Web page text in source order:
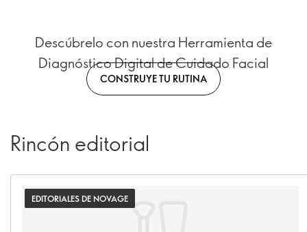
Descúbrelo con nuestra Herramienta de
Diagnóstico Digital de Cuidado Facial
CONSTRUYE TU RUTINA
Rincón editorial
EDITORIALES DE NOVAGE